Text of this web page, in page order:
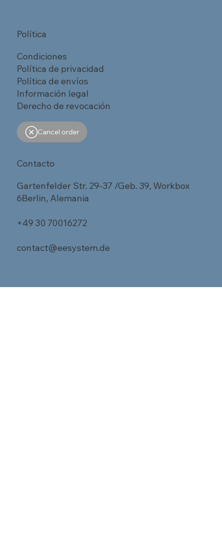
Política
Condiciones
Política de privacidad
Política de envíos
Información legal
Derecho de revocación
Cancel order
Contacto
Gartenfelder Str. 29-37 /Geb. 39, Workbox
6Berlin, Alemania
+49 30 70016272
contact@eesystem.de